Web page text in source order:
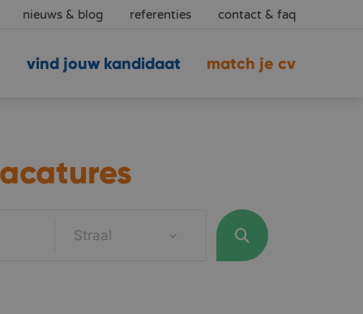
nieuws & blog referenties contact & faq
match je cv
vind jouw kandidaat
Straal